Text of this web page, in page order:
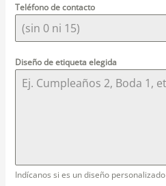
Teléfono de contacto
Diseño de etiqueta elegida
Indícanos si es un diseño personalizado